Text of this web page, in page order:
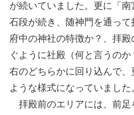
が続いていました。更に「
石段が続き、随神門を通って
府中の神社の特徴か？、拝
ぐように社殿（何と言うの
右のどちらかに回り込んで、
ような様式になっていました
拝殿前のエリアには、前足